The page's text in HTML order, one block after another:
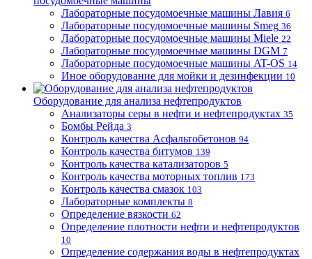
Лабораторные посудомоечные машины Лавия 6
Лабораторные посудомоечные машины Smeg 36
Лабораторные посудомоечные машины Miele 22
Лабораторные посудомоечные машины DGM 7
Лабораторные посудомоечные машины AT-OS 14
Иное оборудование для мойки и дезинфекции 10
Оборудование для анализа нефтепродуктов
Анализаторы серы в нефти и нефтепродуктах 35
Бомбы Рейда 3
Контроль качества Асфальтобетонов 94
Контроль качества битумов 139
Контроль качества катализаторов 5
Контроль качества моторных топлив 173
Контроль качества смазок 103
Лабораторные комплекты 8
Определение вязкости 62
Определение плотности нефти и нефтепродуктов
10
Определение содержания воды в нефтепродуктах